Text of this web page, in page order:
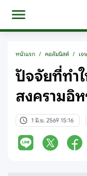
หน้าแรก / คอลัมนิสต์ / เจ
ปัจจัยที่ทำใ
สงครามอิ
1 มิ.ย. 2569 15:16